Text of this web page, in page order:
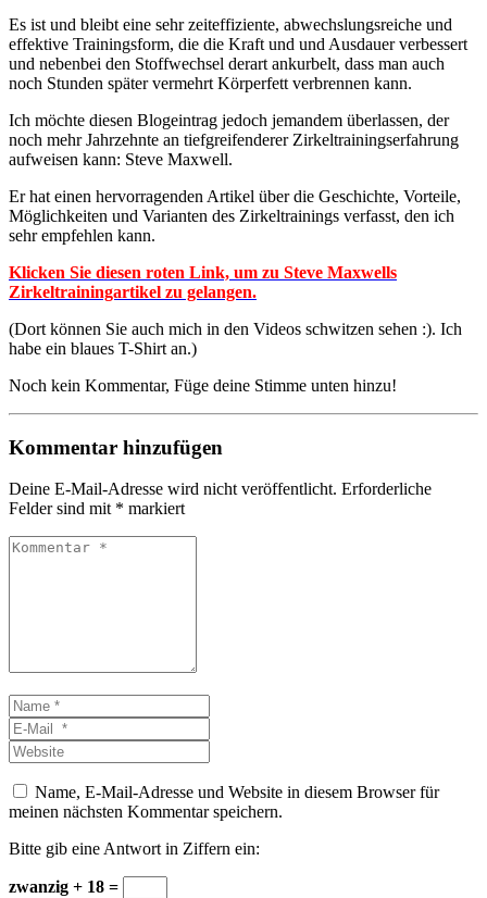
Es ist und bleibt eine sehr zeiteffiziente, abwechslungsreiche und
effektive Trainingsform, die die Kraft und und Ausdauer verbessert
und nebenbei den Stoffwechsel derart ankurbelt, dass man auch
noch Stunden später vermehrt Körperfett verbrennen kann.
Ich möchte diesen Blogeintrag jedoch jemandem überlassen, der
noch mehr Jahrzehnte an tiefgreifenderer Zirkeltrainingserfahrung
aufweisen kann: Steve Maxwell.
Er hat einen hervorragenden Artikel über die Geschichte, Vorteile,
Möglichkeiten und Varianten des Zirkeltrainings verfasst, den ich
sehr empfehlen kann.
Klicken Sie diesen roten Link, um zu Steve Maxwells
Zirkeltrainingartikel zu gelangen.
(Dort können Sie auch mich in den Videos schwitzen sehen :). Ich
habe ein blaues T-Shirt an.)
Noch kein Kommentar, Füge deine Stimme unten hinzu!
Kommentar hinzufügen
Deine E-Mail-Adresse wird nicht veröffentlicht. Erforderliche
Felder sind mit * markiert
Kommentar
Name
*E-
Mail
*
Website
Name, E-Mail-Adresse und Website in diesem Browser für
meinen nächsten Kommentar speichern.
Bitte gib eine Antwort in Ziffern ein:
zwanzig + 18 =